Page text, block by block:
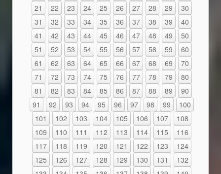
21
22 23 24 25 26 27 28 29
30
31
32 33 34 35 36 37 38 39
40
41
42 43 44 45 46 47 48 49
50
51
52 53 54 55 56 57 58 59
60
61
62 63 64 65 66 67 68 69
70
71
72 73 74 75 76 77 78 79
80
81
82 83 84 85 86 87 88 89
90
91
92 93 94 95 96 97 98 99
100
101
102 103 104 105 106 107
108
109
110 111 112 113 114 115
116
117
118 119 120 121 122 123
124
125
126 127 128 129 130 131
132